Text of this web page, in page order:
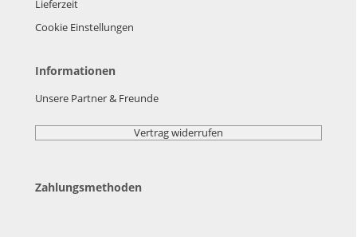
Lieferzeit
Cookie Einstellungen
Informationen
Unsere Partner & Freunde
Vertrag widerrufen
Zahlungsmethoden